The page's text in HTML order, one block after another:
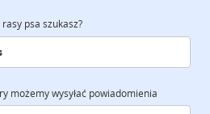
rasy psa szukasz?
możemy wysyłać powiadomienia